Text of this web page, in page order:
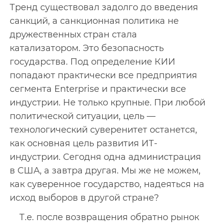
Тренд существовал задолго до введения
санкций, а санкционная политика не
дружественных стран стала
катализатором. Это безопасность
государства. Под определение КИИ
попадают практически все предприятия
сегмента Enterprise и практически все
индустрии. Не только крупные. При любой
политической ситуации, цель —
технологический суверенитет останется,
как основная цель развития ИТ-
индустрии. Сегодня одна администрация
в США, а завтра другая. Мы же не можем,
как суверенное государство, надеяться на
исход выборов в другой стране?
Т.е. после возвращения обратно рынок